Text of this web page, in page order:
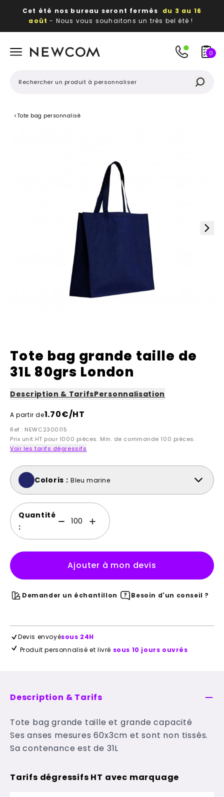
Cet été nos bureau seront fermés du 3 au 16
août - Nous vous souhaitons un très bel été !
publicitaires
0
< Tote bag personnalisé
Tote bag grande taille de
31L 80grs London
Description & TarifsPersonnalisation
A partir de1.70€/HT
Ref : NEWC2300115
Prix unit.HT pour 1000 pièces. Min. de commande 100 pièces.
Voir les tarifs dégressifs
Coloris : Bleu marine
Quantité
:
Ajouter à mon devis
Demander un échantillon Besoin d'un conseil ?
Devis envoyésous 24H
Produit personnalisé et livré sous 10 jours ouvrés
Description & Tarifs
Tote bag grande taille et grande capacité
Ses anses mesures 60x3cm et sont non tissés.
Sa contenance est de 31L
Tarifs dégressifs HT avec marquage